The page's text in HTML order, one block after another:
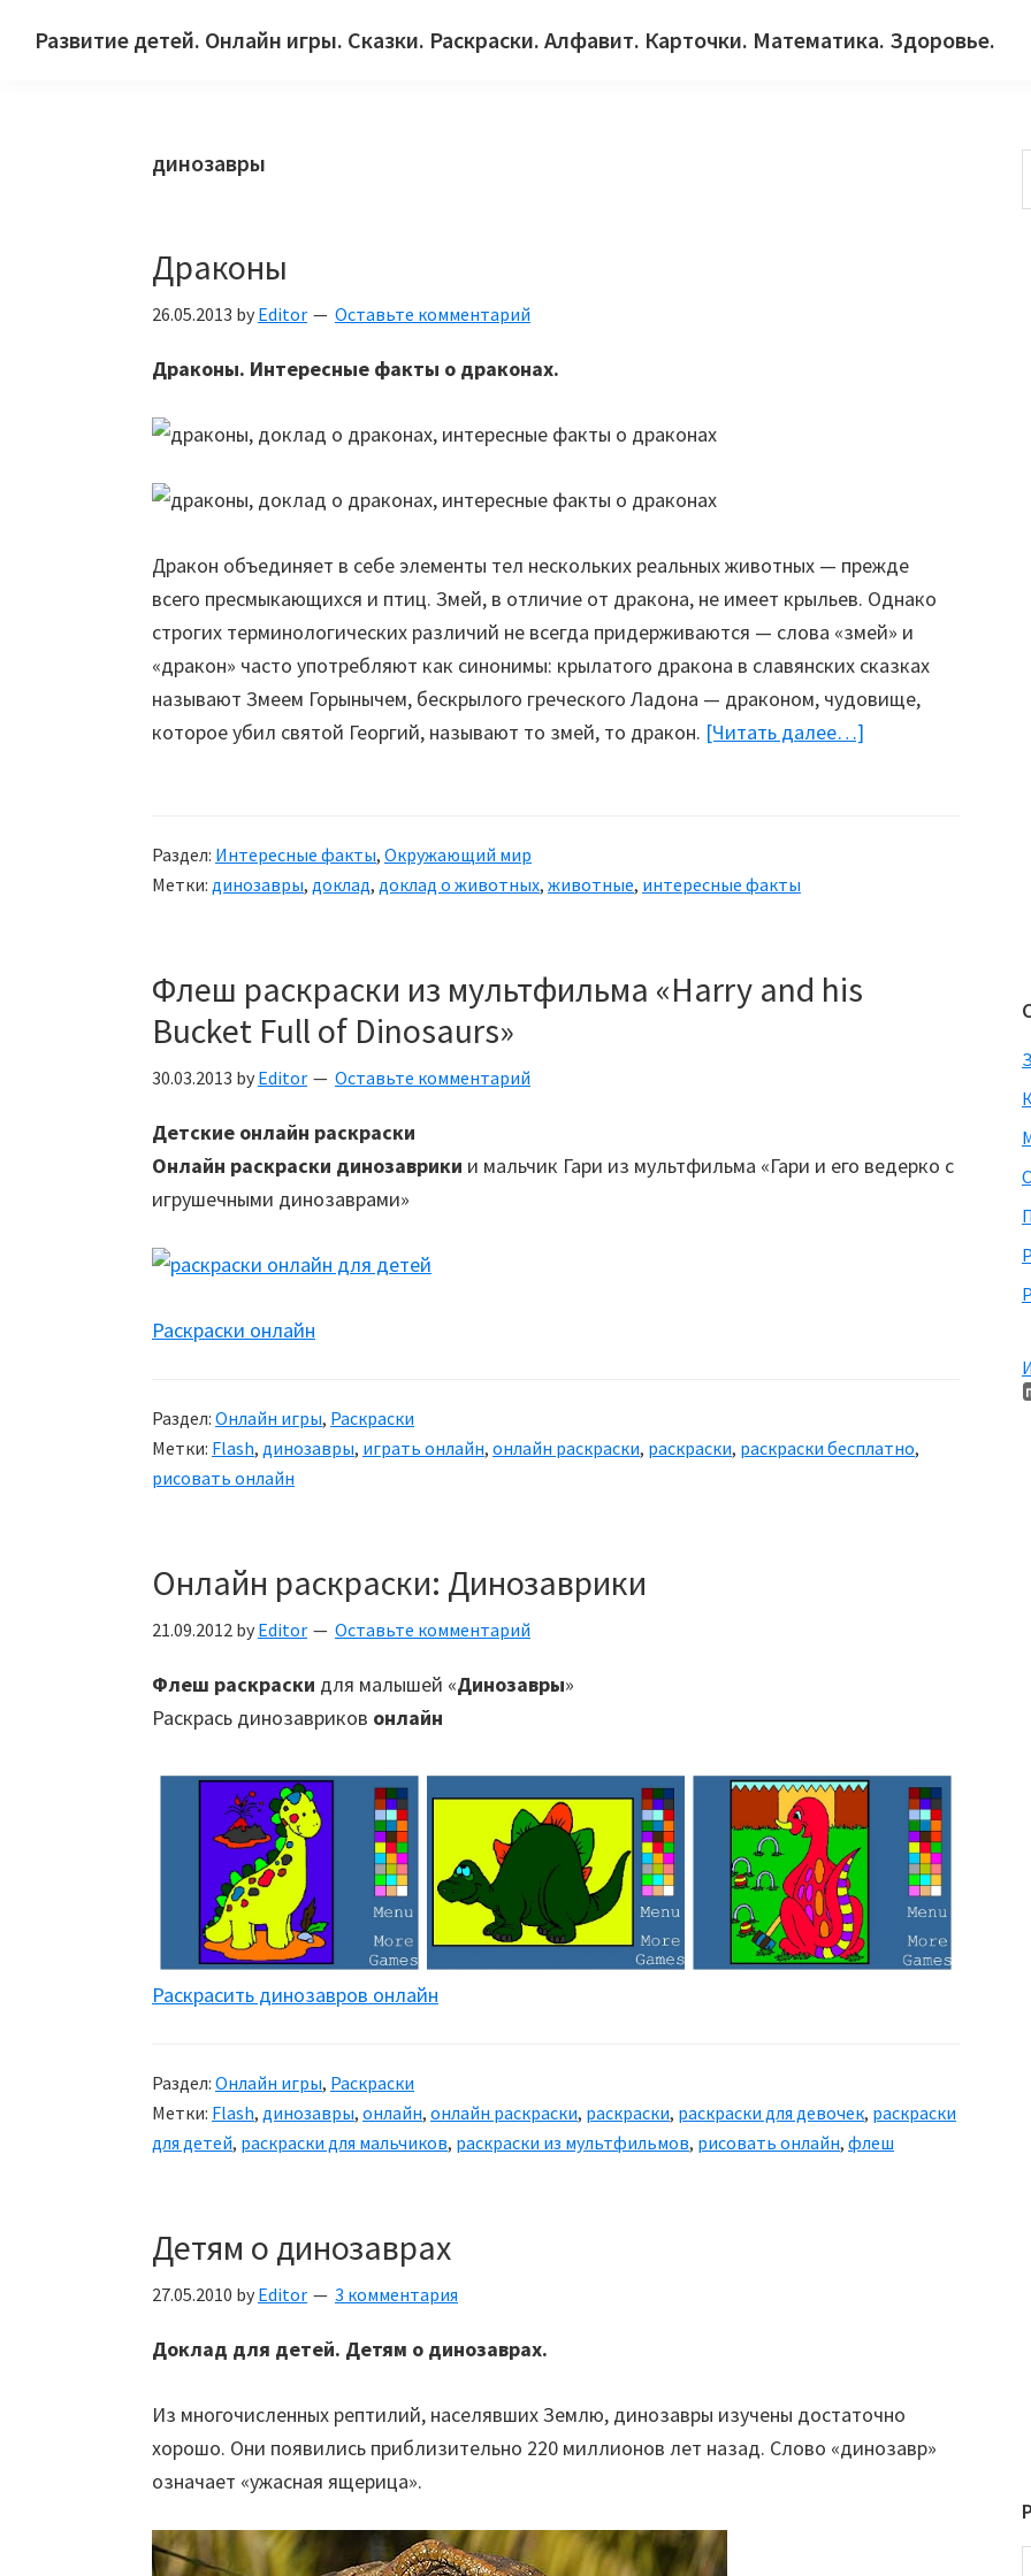
Развитие детей. Онлайн игры. Сказки. Раскраски. Алфавит. Карточки. Математика. Здоровье.
динозавры
Драконы
26.05.2013 by Editor Оставьте комментарий
Драконы. Интересные факты о драконах.
Дракон объединяет в себе элементы тел нескольких реальных животных — прежде
всего пресмыкающихся и птиц. Змей, в отличие от дракона, не имеет крыльев. Однако
строгих терминологических различий не всегда придерживаются — слова «змей» и
«дракон» часто употребляют как синонимы: крылатого дракона в славянских сказках
называют Змеем Горынычем, бескрылого греческого Ладона — драконом, чудовище,
которое убил святой Георгий, называют то змей, то дракон. [Читать далее…]
Раздел: Интересные факты, Окружающий мир
Метки: динозавры, доклад, доклад о животных, животные, интересные факты
Флеш раскраски из мультфильма «Harry and his
Bucket Full of Dinosaurs»
30.03.2013 by Editor Оставьте комментарий
Детские онлайн раскраски
Онлайн раскраски динозаврики и мальчик Гари из мультфильма «Гари и его ведерко с
игрушечными динозаврами»
Раскраски онлайн
Раздел: Онлайн игры, Раскраски
Метки: Flash, динозавры, играть онлайн, онлайн раскраски, раскраски, раскраски бесплатно,
рисовать онлайн
Онлайн раскраски: Динозаврики
21.09.2012 by Editor Оставьте комментарий
Флеш раскраски для малышей «Динозавры»
Раскрась динозавриков онлайн
Раскрасить динозавров онлайн
Раздел: Онлайн игры, Раскраски
Метки: Flash, динозавры, онлайн, онлайн раскраски, раскраски, раскраски для девочек, раскраски
для детей, раскраски для мальчиков, раскраски из мультфильмов, рисовать онлайн, флеш
Детям о динозаврах
27.05.2010 by Editor 3 комментария
Доклад для детей. Детям о динозаврах.
Из многочисленных рептилий, населявших Землю, динозавры изучены достаточно
хорошо. Они появились приблизительно 220 миллионов лет назад. Слово «динозавр»
означает «ужасная ящерица».